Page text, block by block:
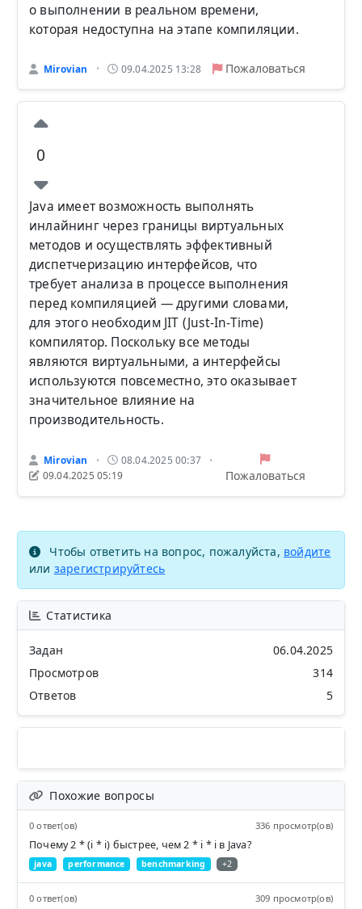
о выполнении в реальном времени,
которая недоступна на этапе компиляции.
Mirovian • 09.04.2025 13:28 Пожаловаться
0
Java имеет возможность выполнять
инлайнинг через границы виртуальных
методов и осуществлять эффективный
диспетчеризацию интерфейсов, что
требует анализа в процессе выполнения
перед компиляцией — другими словами,
для этого необходим JIT (Just-In-Time)
компилятор. Поскольку все методы
являются виртуальными, а интерфейсы
используются повсеместно, это оказывает
значительное влияние на
производительность.
Mirovian • 08.04.2025 00:37 •
09.04.2025 05:19 Пожаловаться
Чтобы ответить на вопрос, пожалуйста, войдите
или зарегистрируйтесь
Статистика
Задан
06.04.2025
Просмотров
314
Ответов
5
Похожие вопросы
0 ответ(ов) 336 просмотр(ов)
Почему 2 * (i * i) быстрее, чем 2 * i * i в Java?
java performance benchmarking +2
0 ответ(ов) 309 просмотр(ов)